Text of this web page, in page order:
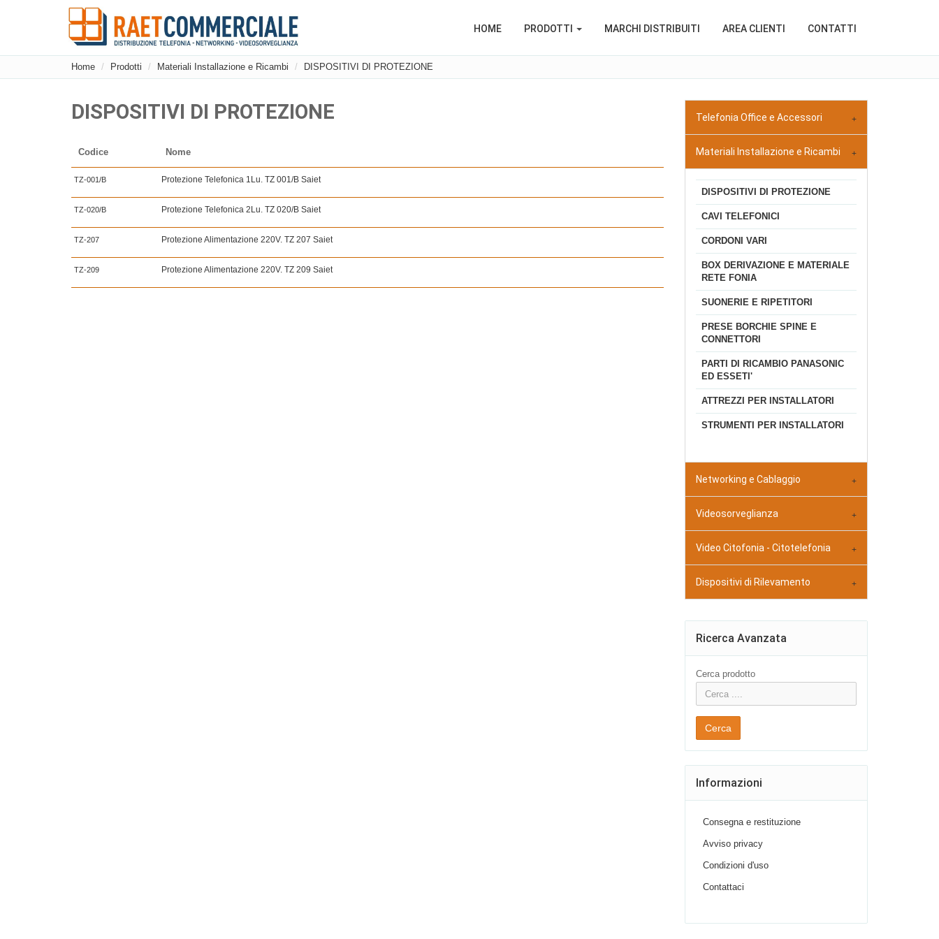
HOME PRODOTTI MARCHI DISTRIBUITI AREA CLIENTI CONTATTI
Home Prodotti Materiali Installazione e Ricambi DISPOSITIVI DI PROTEZIONE
DISPOSITIVI DI PROTEZIONE
Codice Nome
TZ-001/B Protezione Telefonica 1Lu. TZ 001/B Saiet
TZ-020/B Protezione Telefonica 2Lu. TZ 020/B Saiet
TZ-207 Protezione Alimentazione 220V. TZ 207 Saiet
TZ-209 Protezione Alimentazione 220V. TZ 209 Saiet
Telefonia Office e Accessori
Materiali Installazione e Ricambi
DISPOSITIVI DI PROTEZIONE
CAVI TELEFONICI
CORDONI VARI
BOX DERIVAZIONE E MATERIALE
RETE FONIA
SUONERIE E RIPETITORI
PRESE BORCHIE SPINE E
CONNETTORI
PARTI DI RICAMBIO PANASONIC
ED ESSETI'
ATTREZZI PER INSTALLATORI
STRUMENTI PER INSTALLATORI
Networking e Cablaggio
Videosorveglianza
Video Citofonia - Citotelefonia
Dispositivi di Rilevamento
Ricerca Avanzata
Cerca prodotto
Cerca
Informazioni
Consegna e restituzione
Avviso privacy
Condizioni d'uso
Contattaci